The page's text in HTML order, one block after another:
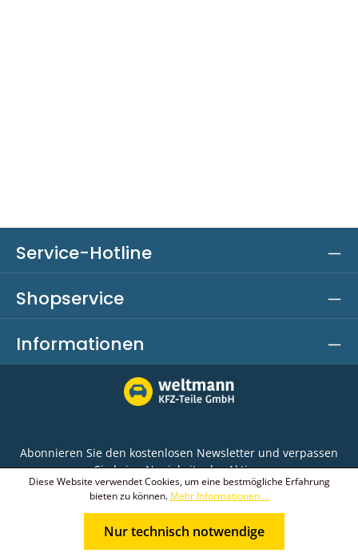
Service-Hotline
Shopservice
Informationen
Abonnieren Sie den kostenlosen Newsletter und verpassen
Sie keine Neuigkeit oder Aktion.
E-Mail-Adresse*
Datenschutzbestimmungenzur
Diese Website verwendet Cookies, um eine bestmögliche Erfahrung
bieten zu können. Mehr Informationen ...
Nur technisch notwendige